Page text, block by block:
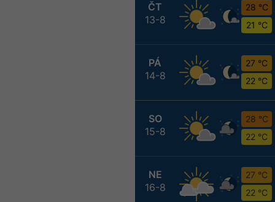
ČT
13-8
28 °C
21 °C
PÁ
14-8
27 °C
22 °C
SO
15-8
28 °C
22 °C
NE
16-8
27 °C
22 °C